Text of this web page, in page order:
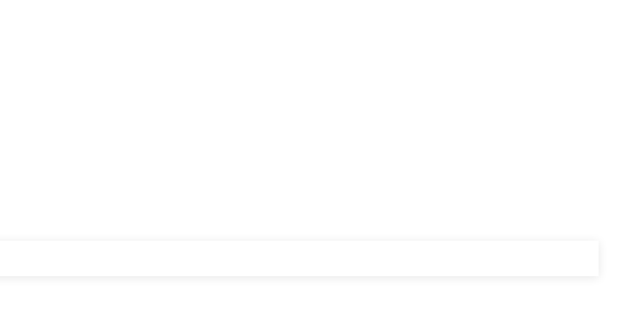
która liczy na to, że osiedlowym kuble
Hawajka nadaje się tylko do wyrzucenia.